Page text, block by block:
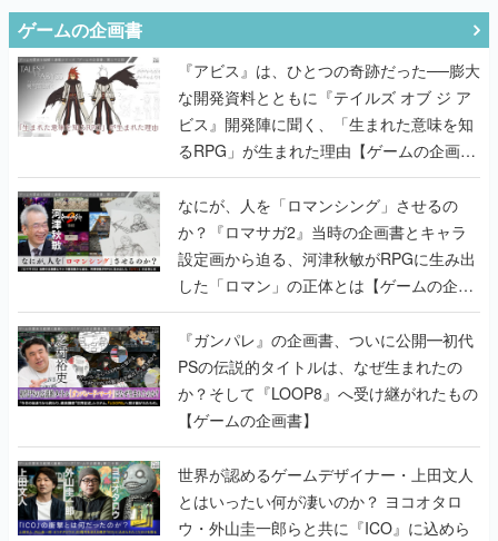
ゲームの企画書
『アビス』は、ひとつの奇跡だった──膨大
な開発資料とともに『テイルズ オブ ジ ア
ビス』開発陣に聞く、「生まれた意味を知
るRPG」が生まれた理由【ゲームの企画
書】
なにが、人を「ロマンシング」させるの
か？『ロマサガ2』当時の企画書とキャラ
設定画から迫る、河津秋敏がRPGに生み出
した「ロマン」の正体とは【ゲームの企画
書】
『ガンパレ』の企画書、ついに公開━初代
PSの伝説的タイトルは、なぜ生まれたの
か？そして『LOOP8』へ受け継がれたもの
【ゲームの企画書】
世界が認めるゲームデザイナー・上田文人
とはいったい何が凄いのか？ ヨコオタロ
ウ・外山圭一郎らと共に『ICO』に込めら